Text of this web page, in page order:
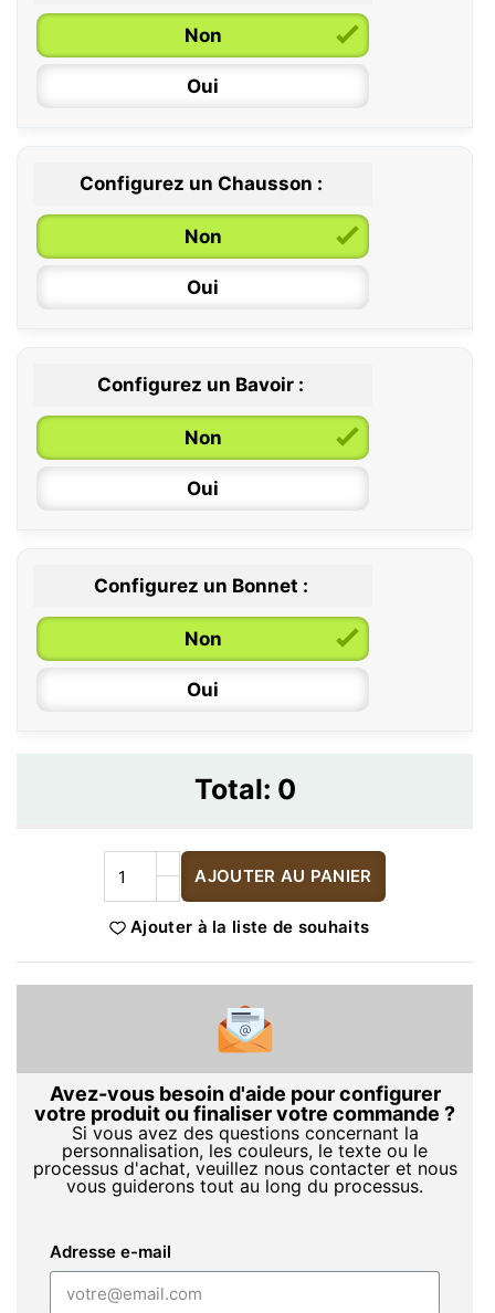
Non
Oui
0 / 6 mois
6 / 12 mois
12 / 18 mois
Configurez un Chausson :
Non
Oui
Configurez un Bavoir :
Non
Oui
Configurez un Bonnet :
Non
Oui
Total: 0
AJOUTER AU PANIER
Ajouter à la liste de souhaits
Avez-vous besoin d'aide pour configurer
votre produit ou finaliser votre commande ?
Si vous avez des questions concernant la
personnalisation, les couleurs, le texte ou le
processus d'achat, veuillez nous contacter et nous
vous guiderons tout au long du processus.
Adresse e-mail